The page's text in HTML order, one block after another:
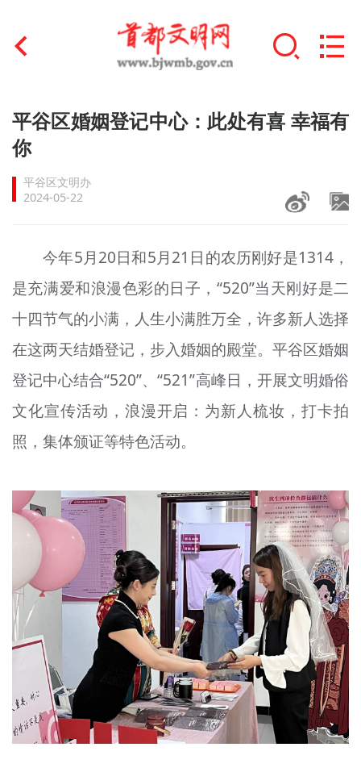
首页
文明创建
文明实践
未成年人思想道德建设
榜样人物
+
身边好人
文明评论
北京宣传文化引导基金
专题
资料库
+
平谷区婚姻登记中心：此处有喜 幸福有
你
平谷区文明办
2024-05-22
今年5月20日和5月21日的农历刚好是1314，
是充满爱和浪漫色彩的日子，“520”当天刚好是二
十四节气的小满，人生小满胜万全，许多新人选择
在这两天结婚登记，步入婚姻的殿堂。平谷区婚姻
登记中心结合“520”、“521”高峰日，开展文明婚俗
文化宣传活动，浪漫开启：为新人梳妆，打卡拍
照，集体颁证等特色活动。